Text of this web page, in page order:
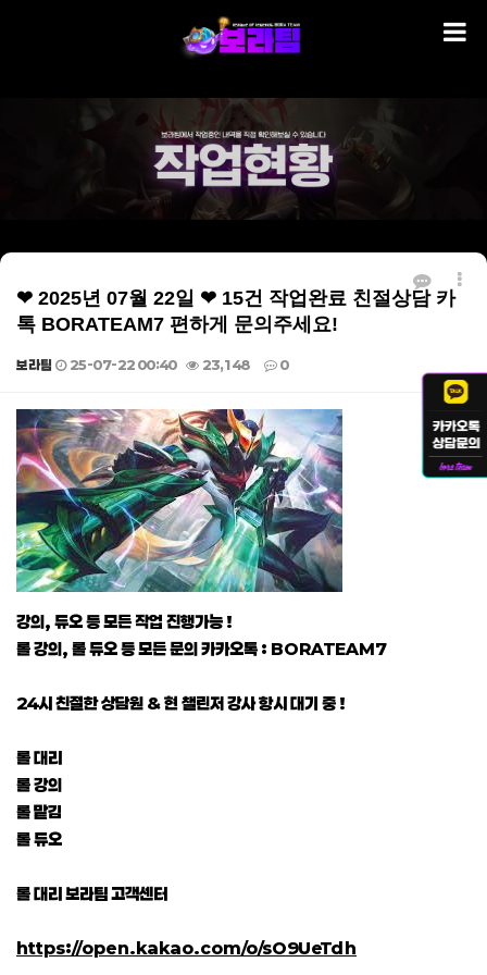
❤ 2025년 07월 22일 ❤ 15건 작업완료 친절상담 카
톡 BORATEAM7 편하게 문의주세요!
보라팀 25-07-22 00:40 23,148 0
본문
강의, 듀오 등 모든 작업 진행가능 !
롤 강의, 롤 듀오 등 모든 문의 카카오톡 : BORATEAM7
24시 친절한 상담원 & 현 챌린저 강사 항시 대기 중 !
롤 대리
롤 강의
롤 맡김
롤 듀오
롤 대리 보라팀 고객센터
https://open.kakao.com/o/sO9UeTdh